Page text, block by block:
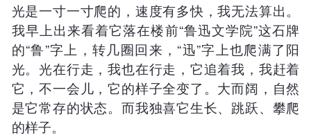
光是一寸一寸爬的，速度有多快，我无法算出。
我早上出来看着它落在楼前“鲁迅文学院”这石牌
的“鲁”字上，转几圈回来，“迅”字上也爬满了阳
光。光在行走，我也在行走，它追着我，我赶着
它，不一会儿，它的样子全变了。大而阔，自然
是它常存的状态。而我独喜它生长、跳跃、攀爬
的样子。